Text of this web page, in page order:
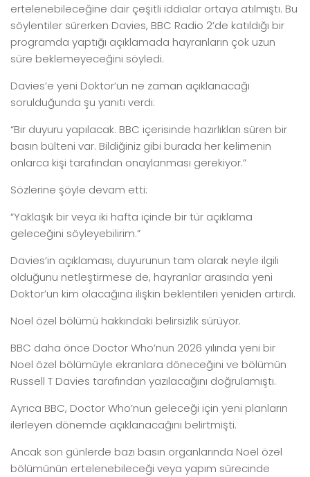
ertelenebileceğine dair çeşitli iddialar ortaya atılmıştı. Bu
söylentiler sürerken Davies, BBC Radio 2’de katıldığı bir
programda yaptığı açıklamada hayranların çok uzun
süre beklemeyeceğini söyledi.
Davies’e yeni Doktor’un ne zaman açıklanacağı
sorulduğunda şu yanıtı verdi:
“Bir duyuru yapılacak. BBC içerisinde hazırlıkları süren bir
basın bülteni var. Bildiğiniz gibi burada her kelimenin
onlarca kişi tarafından onaylanması gerekiyor.”
Sözlerine şöyle devam etti:
“Yaklaşık bir veya iki hafta içinde bir tür açıklama
geleceğini söyleyebilirim.”
Davies’in açıklaması, duyurunun tam olarak neyle ilgili
olduğunu netleştirmese de, hayranlar arasında yeni
Doktor’un kim olacağına ilişkin beklentileri yeniden artırdı.
Noel özel bölümü hakkındaki belirsizlik sürüyor.
BBC daha önce Doctor Who’nun 2026 yılında yeni bir
Noel özel bölümüyle ekranlara döneceğini ve bölümün
Russell T Davies tarafından yazılacağını doğrulamıştı.
Ayrıca BBC, Doctor Who’nun geleceği için yeni planların
ilerleyen dönemde açıklanacağını belirtmişti.
Ancak son günlerde bazı basın organlarında Noel özel
bölümünün ertelenebileceği veya yapım sürecinde